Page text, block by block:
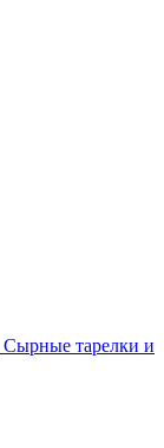
Сырные тарелки и